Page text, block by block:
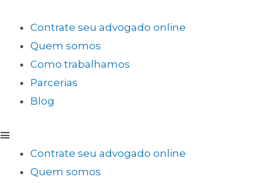
Contrate seu advogado online
Quem somos
Como trabalhamos
Parcerias
Blog
Contrate seu advogado online
Quem somos